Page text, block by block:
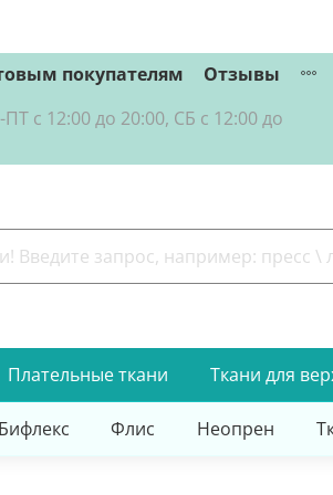
покупателям
Отзывы
с 12:00 до 20:00, СБ с 12:00 до
Плательные ткани Ткани для
Бифлекс Флис Неопрен